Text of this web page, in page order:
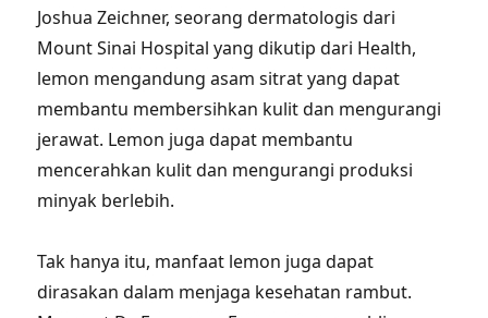
Joshua Zeichner, seorang dermatologis dari
Mount Sinai Hospital yang dikutip dari Health,
lemon mengandung asam sitrat yang dapat
membantu membersihkan kulit dan mengurangi
jerawat. Lemon juga dapat membantu
mencerahkan kulit dan mengurangi produksi
minyak berlebih.
Tak hanya itu, manfaat lemon juga dapat
dirasakan dalam menjaga kesehatan rambut.